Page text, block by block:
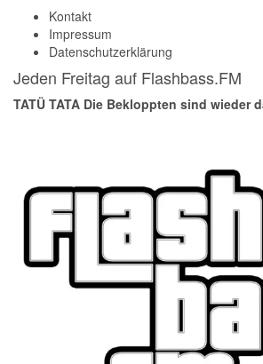
Kontakt
Impressum
Datenschutzerklärung
Jeden Freitag auf Flashbass.FM
TATÜ TATA Die Bekloppten sind wieder